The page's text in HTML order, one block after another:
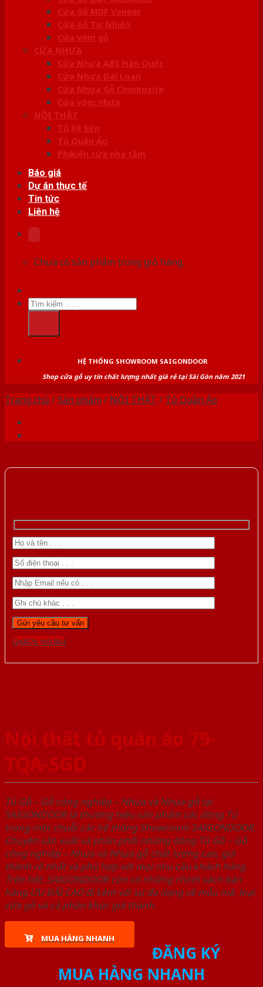
Cửa Gỗ MDF Veneer
Cửa Gỗ Tự Nhiên
Cửa vòm gỗ
CỬA NHỰA
Cửa Nhựa ABS Hàn Quốc
Cửa Nhựa Đài Loan
Cửa Nhựa Gỗ Composite
Cửa vòm nhựa
NỘI THẤT
Tủ Kệ Bếp
Tủ Quần Áo
Phụ kiện cửa nhà tắm
Báo giá
Dự án thực tế
Tin tức
Liên hệ
Chưa có sản phẩm trong giỏ hàng.
Tìm
kiếm:
HỆ THỐNG SHOWROOM SAIGONDOOR
Shop cửa gỗ uy tín chất lượng nhất giá rẻ tại Sài Gòn năm 2021
Trang chủ /Sản phẩm / NỘI THẤT / Tủ Quần Áo
Gọi 0976.169.864
Nội thất tủ quần áo 79-
TQA-SGD
Tủ Gỗ – Gỗ công nghiêp – Nhựa và Nhựa gỗ tại
SAIGONDOOR là thương hiệu sản phẩm các dòng Tủ
trong một chuỗi các hệ thống Showroom SAIGONDOOR.
Chuyên sản xuất và phân phối những dòng Tủ Gỗ – Gỗ
công nghiêp – Nhựa và Nhựa gỗ chất lượng cao, giá
thành rẻ nhất và phù hợp với mọi nhu cầu khách hàng.
Trên hết, SAIGONDOOR còn có những chính sách bán
hàng ƯU ĐÃI CAO đi kèm với sự đa dạng về mẫu mã, loại
cửa gỗ và cả phân khúc giá thành.
MUA HÀNG NHANH
ĐĂNG KÝ
MUA HÀNG NHANH